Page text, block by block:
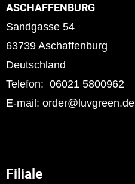
ASCHAFFENBURG
Sandgasse 54
63739 Aschaffenburg
Deutschland
Telefon: 06021 5800962
E-mail: order@luvgreen.de
Filiale